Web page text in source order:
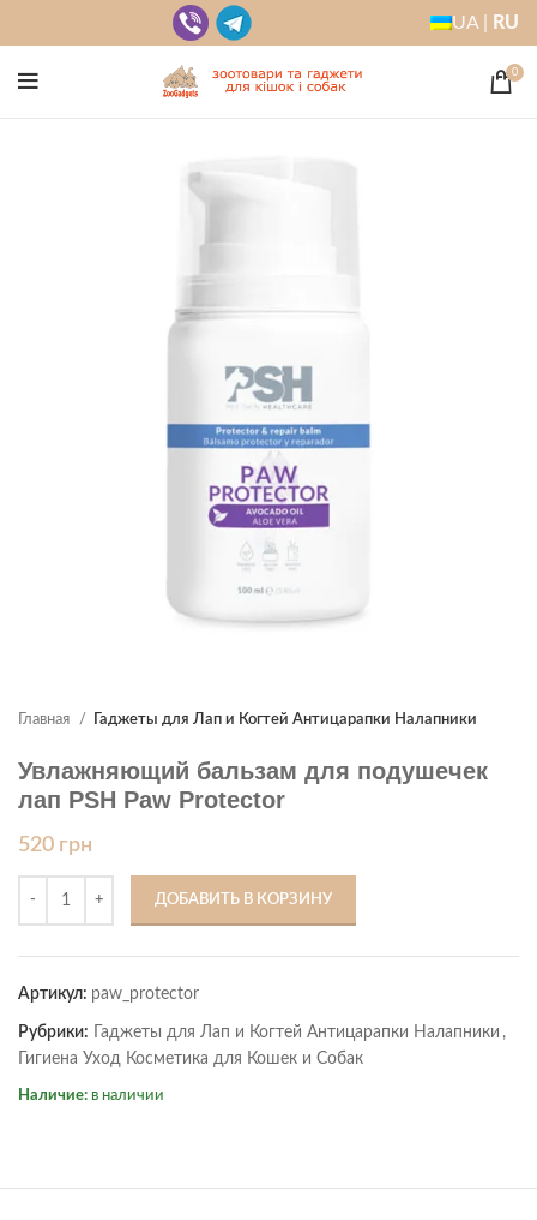
UA | RU
0
Главная Гаджеты для Лап и Когтей Антицарапки Налапники
Увлажняющий бальзам для подушечек
лап PSH Paw Protector
520 грн
ДОБАВИТЬ В КОРЗИНУ
Артикул: paw_protector
Рубрики: Гаджеты для Лап и Когтей Антицарапки Налапники ,
Гигиена Уход Косметика для Кошек и Собак
Наличие: в наличии